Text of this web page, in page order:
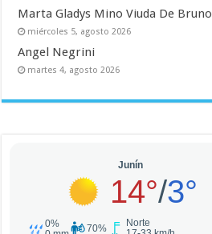
Marta Gladys Mino Viuda De Bruno
miércoles 5, agosto 2026
Angel Negrini
martes 4, agosto 2026